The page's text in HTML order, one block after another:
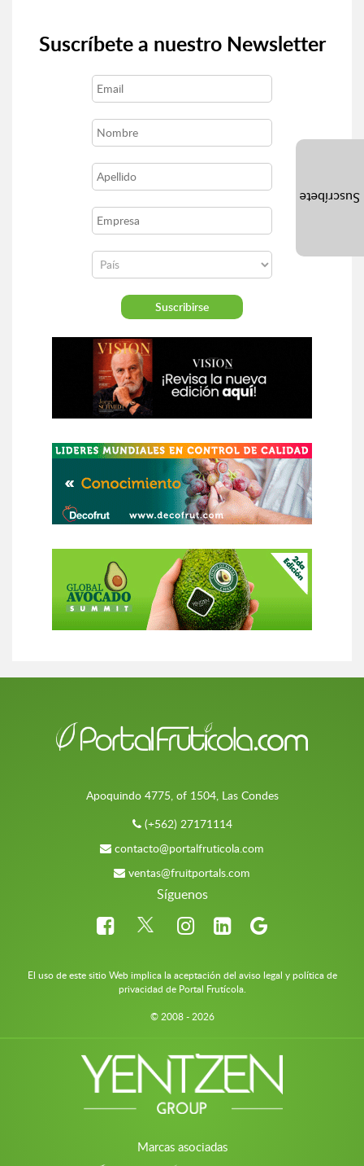
Suscríbete a nuestro Newsletter
Apoquindo 4775, of 1504, Las Condes
(+562) 27171114
contacto@portalfruticola.com
ventas@fruitportals.com
Síguenos
El uso de este sitio Web implica la aceptación del aviso legal y política de
privacidad de Portal Frutícola.
© 2008 - 2026
Marcas asociadas
Suscríbete